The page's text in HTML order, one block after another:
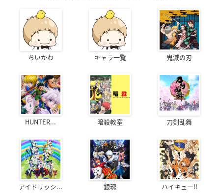
ちいかわ キャラ一覧 鬼滅の刃
HUNTER... 暗殺教室 刀剣乱舞
アイドリッシ... 銀魂 ハイキュー!!